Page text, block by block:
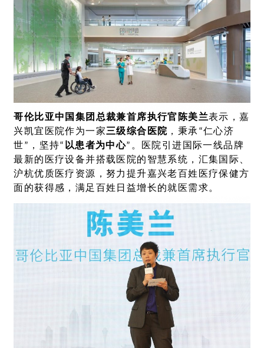
哥伦比亚中国集团总裁兼首席执行官 陈美兰表示，嘉
兴凯宜医院作为一家三级综合医院 ，秉承“仁心济
世”，坚持“ 以患者为中心”。医院引进国际一线品牌
最新的医疗设备并搭载医院的智慧系统，汇集国际、
沪杭优质医疗资源，努力提升嘉兴老百姓医疗保健方
面的获得感，满足百姓日益增长的就医需求。